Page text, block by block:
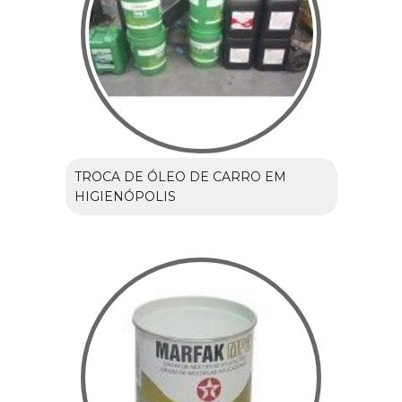
TROCA DE ÓLEO DE CARRO EM
HIGIENÓPOLIS